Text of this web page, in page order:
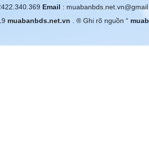
Email :
muabanbds.net.vn . ® Ghi rõ nguồn “